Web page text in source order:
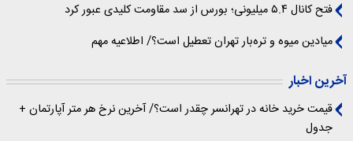
فتح کانال ۵.۴ میلیونی؛ بورس از سد مقاومت کلیدی عبور کرد
میادین میوه و تره‌بار تهران تعطیل است؟/ اطلاعیه مهم
آخرین اخبار
قیمت خرید خانه در تهرانسر چقدر است؟/ آخرین نرخ هر متر آپارتمان +
جدول